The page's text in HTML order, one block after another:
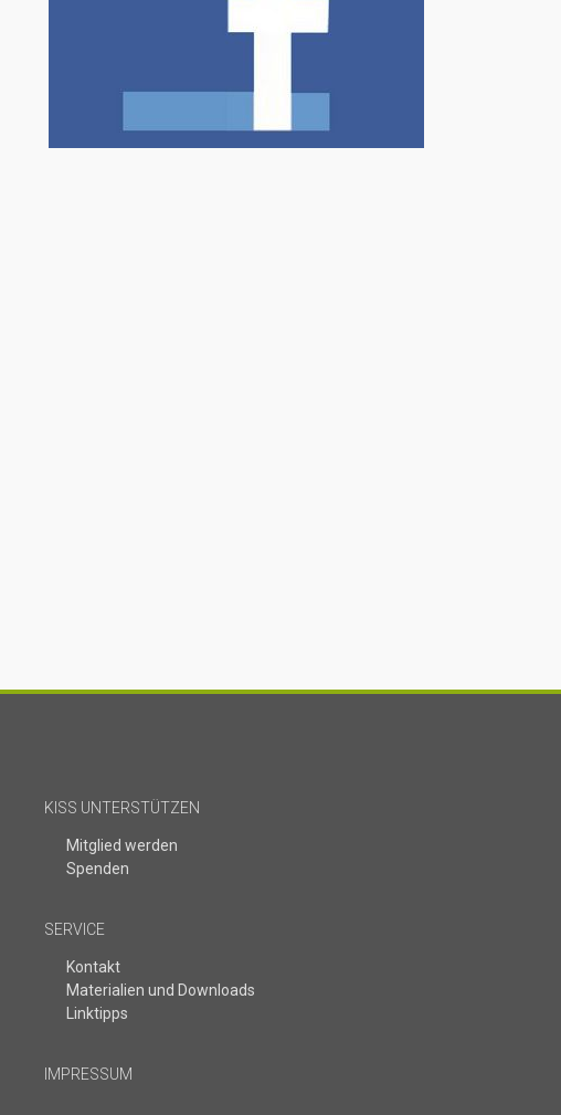
KISS UNTERSTÜTZEN
Mitglied werden
Spenden
SERVICE
Kontakt
Materialien und Downloads
Linktipps
IMPRESSUM